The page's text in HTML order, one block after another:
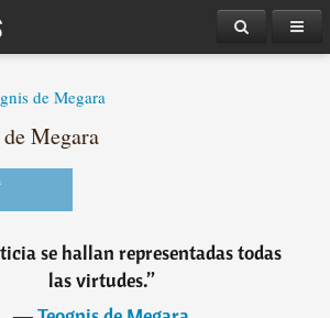
de Megara
Megara
se hallan representadas todas
las virtudes.”